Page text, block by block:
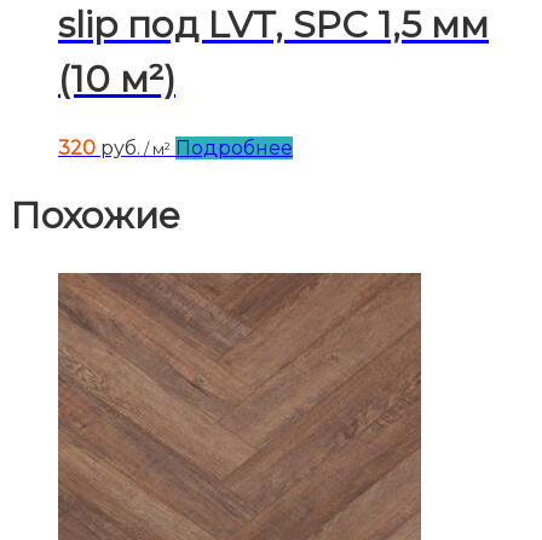
slip под LVT, SPC 1,5 мм
(10 м²)
320 руб. / м² Подробнее
Похожие